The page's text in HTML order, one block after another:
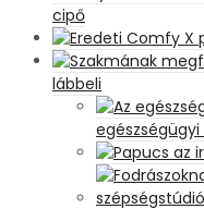
cipő
lábbeli